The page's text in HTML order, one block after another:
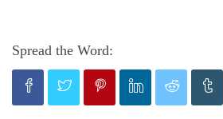
Spread the Word: